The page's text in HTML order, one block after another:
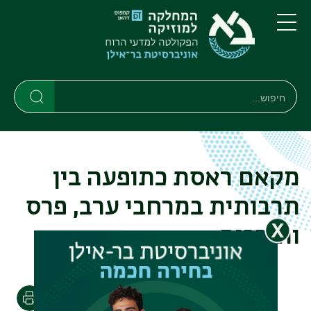
דילוג
לתוכן
העיקרי
דילוג
לתפריט
ניווט
ראשי
תפריט
חיפוש
חיפוש
מקאם ראסת כתופעה בין
תרבותית במרחבי ערב, פרס
ותורכיה